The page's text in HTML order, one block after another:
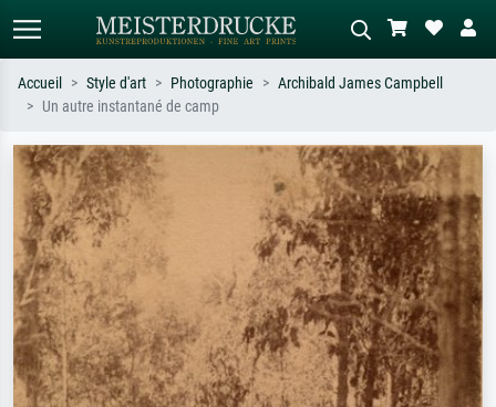
Recherchez par artiste, titre ou style –
ex. Monet, Nuit étoilée,
impressionnisme, vague de Hokusai,
nu.
Décrivez la scène – ex. prairie verte,
abstrait avec beaucoup de rouge,
tableau sombre, nu debout près d'un
arbre.
Accueil Style d'art Photographie
Archibald James Campbell
Un autre instantané de camp